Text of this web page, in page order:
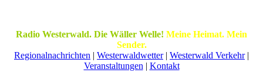
Radio Westerwald. Die Wäller Welle! Meine Heimat. Mein
Sender.
Regionalnachrichten | Westerwaldwetter| Westerwald Verkehr|
Veranstaltungen | Kontakt